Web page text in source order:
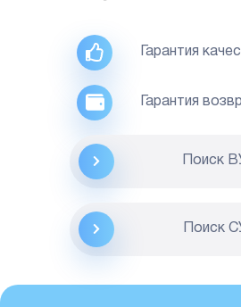
Гарантия
Гарантия
Поиск
Поиск